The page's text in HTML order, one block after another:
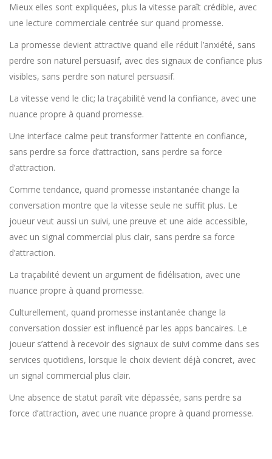
Mieux elles sont expliquées, plus la vitesse paraît crédible, avec
une lecture commerciale centrée sur quand promesse.
La promesse devient attractive quand elle réduit l’anxiété, sans
perdre son naturel persuasif, avec des signaux de confiance plus
visibles, sans perdre son naturel persuasif.
La vitesse vend le clic; la traçabilité vend la confiance, avec une
nuance propre à quand promesse.
Une interface calme peut transformer l’attente en confiance,
sans perdre sa force d’attraction, sans perdre sa force
d’attraction.
Comme tendance, quand promesse instantanée change la
conversation montre que la vitesse seule ne suffit plus. Le
joueur veut aussi un suivi, une preuve et une aide accessible,
avec un signal commercial plus clair, sans perdre sa force
d’attraction.
La traçabilité devient un argument de fidélisation, avec une
nuance propre à quand promesse.
Culturellement, quand promesse instantanée change la
conversation dossier est influencé par les apps bancaires. Le
joueur s’attend à recevoir des signaux de suivi comme dans ses
services quotidiens, lorsque le choix devient déjà concret, avec
un signal commercial plus clair.
Une absence de statut paraît vite dépassée, sans perdre sa
force d’attraction, avec une nuance propre à quand promesse.